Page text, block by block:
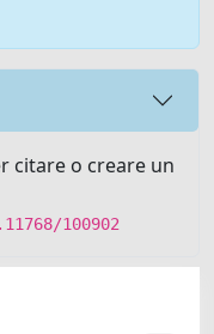
citare o creare un
100902